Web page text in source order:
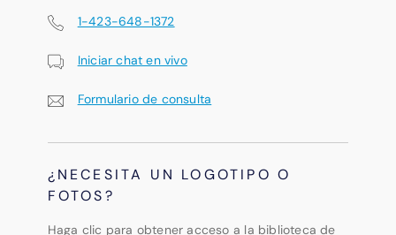
1-423-648-1372
Iniciar chat en vivo
Formulario de consulta
¿NECESITA UN LOGOTIPO O
FOTOS?
Haga clic para obtener acceso a la biblioteca de